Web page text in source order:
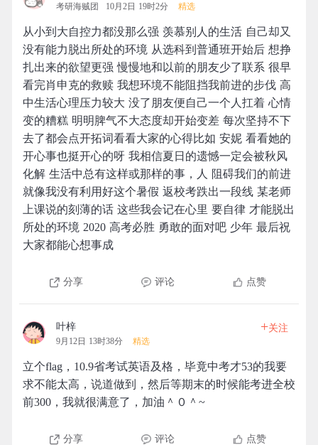
考研海贼团 10月2日 19时2分 精选
从小到大自控力都没那么强 羡慕别人的生活 自己却又
没有能力脱出所处的环境 从选科到普通班开始后 想挣
扎出来的欲望更强 慢慢地和以前的朋友少了联系 很早
看完肖申克的救赎 我想环境不能阻挡我前进的步伐 高
中生活心理压力较大 没了朋友便自己一个人扛着 心情
变的糟糕 明明脾气不大态度却开始变差 每次坚持不下
去了都会点开拓词看看大家的心得比如 安妮 看看她的
开心事也挺开心的呀 我相信夏日的遗憾一定会被秋风
化解 生活中总有这样或那样的事，人 阻碍我们的前进
就像我没有利用好这个暑假 返校考跌出一段线 某老师
上课说的刻薄的话 这些我会记在心里 要自律 才能脱出
所处的环境 2020 高考必胜 勇敢的面对吧 少年 最后祝
大家都能心想事成
分享 评论 点赞
叶梓
9月12日 13时38分 精选
+关注
立个flag，10.9省考试英语及格，毕竟中考才53的我要
求不能太高，说道做到，然后等期末的时候能考进全校
前300，我就很满意了，加油＾０＾~
分享 评论 点赞